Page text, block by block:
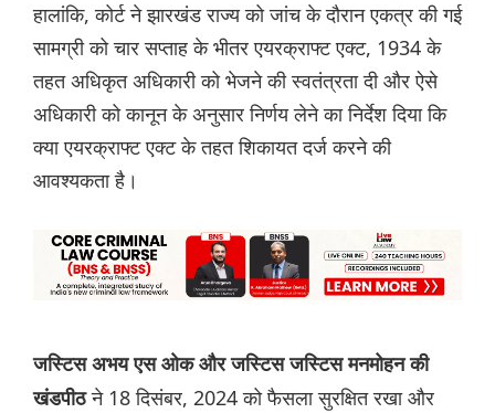
हालांकि, कोर्ट ने झारखंड राज्य को जांच के दौरान एकत्र की गई
सामग्री को चार सप्ताह के भीतर एयरक्राफ्ट एक्ट, 1934 के
तहत अधिकृत अधिकारी को भेजने की स्वतंत्रता दी और ऐसे
अधिकारी को कानून के अनुसार निर्णय लेने का निर्देश दिया कि
क्या एयरक्राफ्ट एक्ट के तहत शिकायत दर्ज करने की
आवश्यकता है।
जस्टिस अभय एस ओक और जस्टिस जस्टिस मनमोहन की
खंडपीठने 18 दिसंबर, 2024 को फैसला सुरक्षित रखा और